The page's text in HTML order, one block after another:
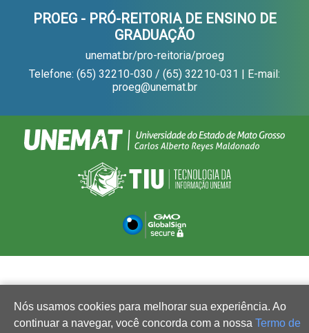
PROEG - PRÓ-REITORIA DE ENSINO DE
GRADUAÇÃO
unemat.br/pro-reitoria/proeg
Telefone: (65) 32210-030 / (65) 32210-031 | E-mail:
proeg@unemat.br
Nós usamos cookies para melhorar sua experiência. Ao
continuar a navegar, você concorda com a nossa Termo de